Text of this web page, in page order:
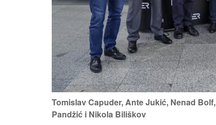
Tomislav Capuder, Ante Jukić, Nenad
Pandžić i Nikola Biliškov